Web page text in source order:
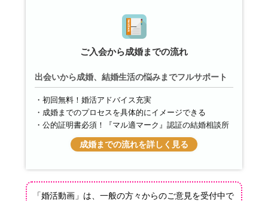
ご入会から成婚までの流れ
出会いから成婚、結婚生活の悩みまでフルサポート
初回無料！婚活アドバイス充実
成婚までのプロセスを具体的にイメージできる
公的証明書必須！『マル適マーク』認証の結婚相談所
成婚までの流れを詳しく見る
「婚活動画」は、一般の方々からのご意見を受付中で